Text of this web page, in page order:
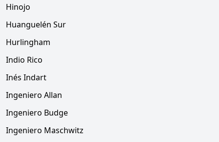
Hinojo
Huanguelén Sur
Hurlingham
Indio Rico
Inés Indart
Ingeniero Allan
Ingeniero Budge
Ingeniero Maschwitz